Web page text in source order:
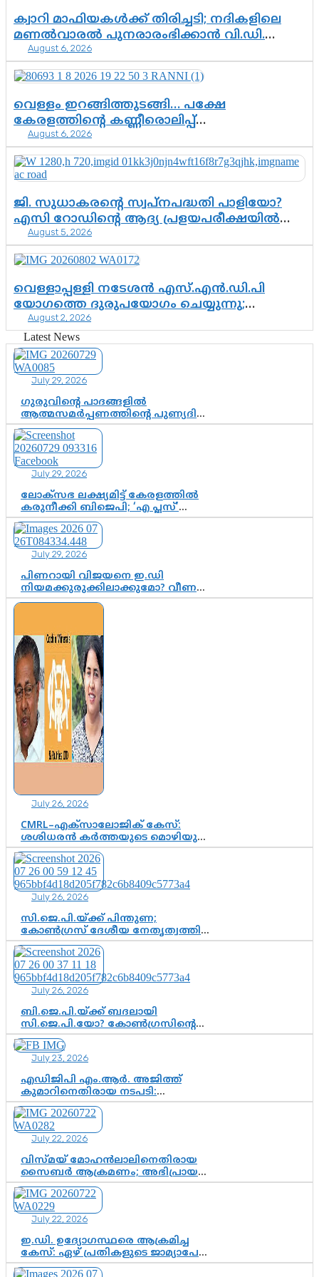
എന്തൊക്കെ വിവരങ്ങൾ?”
ക്വാറി മാഫിയകൾക്ക് തിരിച്ചടി; നദികളിലെ
മണൽവാരൽ പുനരാരംഭിക്കാൻ വി.ഡി.
സർക്കാർ തീരുമാനം
August 6, 2026
വെള്ളം ഇറങ്ങിത്തുടങ്ങി… പക്ഷേ
കേരളത്തിന്റെ കണ്ണീരൊലിപ്പ്
എന്നവസാനിക്കും?
August 6, 2026
ജി. സുധാകരന്റെ സ്വപ്നപദ്ധതി പാളിയോ?
എസി റോഡിന്റെ ആദ്യ പ്രളയപരീക്ഷയിൽ
ഉയരുന്നത് ഗുരുതര ചോദ്യങ്ങൾ
August 5, 2026
വെള്ളാപ്പള്ളി നടേശൻ എസ്.എൻ.ഡി.പി
യോഗത്തെ ദുരുപയോഗം ചെയ്യുന്നു;
ശ്രീനാരായണ പ്രസ്ഥാനത്തെ കാർന്നുതിന്നുന്ന
വിഷവിത്ത്: ഗോകുലം ഗോപാലൻ
August 2, 2026
Latest News
July 29, 2026
ഗുരുവിന്റെ പാദങ്ങളിൽ
ആത്മസമർപ്പണത്തിന്റെ പുണ്യദിനം;
മാതാ അമൃതാനന്ദമയി മഠത്തിൽ
ഭക്തിസാന്ദ്രമായി ഗുരുപൂർണിമ
ആഘോഷം
July 29, 2026
ലോക്സഭ ലക്ഷ്യമിട്ട് കേരളത്തിൽ
കരുനീക്കി ബിജെപി; ‘എ പ്ലസ്’
മണ്ഡലങ്ങളിൽ പ്രമുഖരെ ഇറക്കി
കേന്ദ്രനേതൃത്വം, തിരുവനന്തപുരത്ത്
രാജീവ് ചന്ദ്രശേഖർ, ആറ്റിങ്ങലിൽ
കെ. സുരേന്ദ്രൻ; ആലപ്പുഴയിൽ
ശോഭാ സുരേന്ദ്രൻ..
July 29, 2026
പിണറായി വിജയനെ ഇ.ഡി
നിയമക്കുരുക്കിലാക്കുമോ? വീണ
വിജയൻ മാപ്പുസാക്ഷിയാകുമോ?
കർത്തയുടെ മൊഴി നിർണായക
July 26, 2026
CMRL–എക്‌സാലോജിക് കേസ്:
ശശിധരൻ കർത്തയുടെ മൊഴിയുടെ
അടിസ്ഥാനത്തിൽ പിണറായി
വിജയനെ ചോദ്യം ചെയ്യുന്നതിൽ ഉടൻ
തീരുമാനം; വീണയ്‌ക്കെതിരെ
കൂടുതൽ തെളിവുകൾ പരിശോധിച്ച്
ഇഡി
July 26, 2026
സി.ജെ.പി.യ്ക്ക് പിന്തുണ;
കോൺഗ്രസ് ദേശീയ നേതൃത്വത്തിൽ
ആശങ്കയോ? പാർട്ടിക്കുള്ളിൽ
ഭിന്നാഭിപ്രായമെന്ന വിലയിരുത്തൽ
July 26, 2026
ബി.ജെ.പി.യ്ക്ക് ബദലായി
സി.ജെ.പി.യോ? കോൺഗ്രസിന്റെ
രാഷ്ട്രീയ ഇടം കൈവശപ്പെടുത്താൻ
സിജെപി ഉയർന്നുകഴിഞ്ഞോ?
ഇന്ത്യൻ രാഷ്ട്രീയത്തിലെ പുതിയ
വഴിത്തിരിവ്
July 23, 2026
എഡിജിപി എം.ആർ. അജിത്ത്
കുമാറിനെതിരായ നടപടി:
സസ്പെൻഷനിൽ ഒതുങ്ങുമോ,
അതോ കൂടുതൽ കടുത്ത
നടപടികളിലേക്കോ?
July 22, 2026
വിസ്മയ് മോഹൻലാലിനെതിരായ
സൈബർ ആക്രമണം; അഭിപ്രായ
സ്വാതന്ത്ര്യത്തെ നിശ്ശബ്ദമാക്കുന്ന
ഡിജിറ്റൽ ഗുണ്ടായിസത്തിന് അറുതി
വേണം
July 22, 2026
ഇ.ഡി. ഉദ്യോഗസ്ഥരെ ആക്രമിച്ച
കേസ്: ഏഴ് പ്രതികളുടെ ജാമ്യാപേക്ഷ
വീണ്ടും തള്ളി; അന്വേഷണം തുടരാൻ